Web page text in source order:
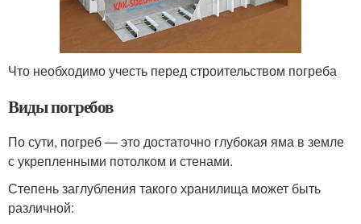
Что необходимо учесть перед строительством погреба
Виды погребов
По сути, погреб — это достаточно глубокая яма в земле
с укрепленными потолком и стенами.
Степень заглубления такого хранилища может быть
различной: